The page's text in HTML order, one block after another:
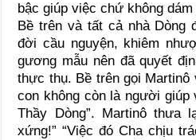
bậc giúp việc chứ không
Bề trên và tất cả nhà Dòng
đời cầu nguyện, khiêm
gương mẫu nên đã quyết
thực thụ. Bề trên gọi Martinô
con không còn là người
Thầy Dòng”. Martinô thưa
xứng!” “Việc đó Cha chịu